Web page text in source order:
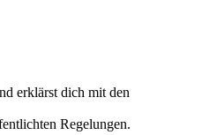
erklärst dich mit den
Regelungen.